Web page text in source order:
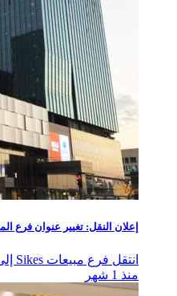
إعلان النقل: تغيير عنوان فرع
انتقل فرع مبيعات Sikes إلى مكتب جديد اعتبارًا من اليوم. نتطلع إلى استمرار شراكتكم. نعتذر عن أي إزعاج قد يحدث.
منذ 1 شهر